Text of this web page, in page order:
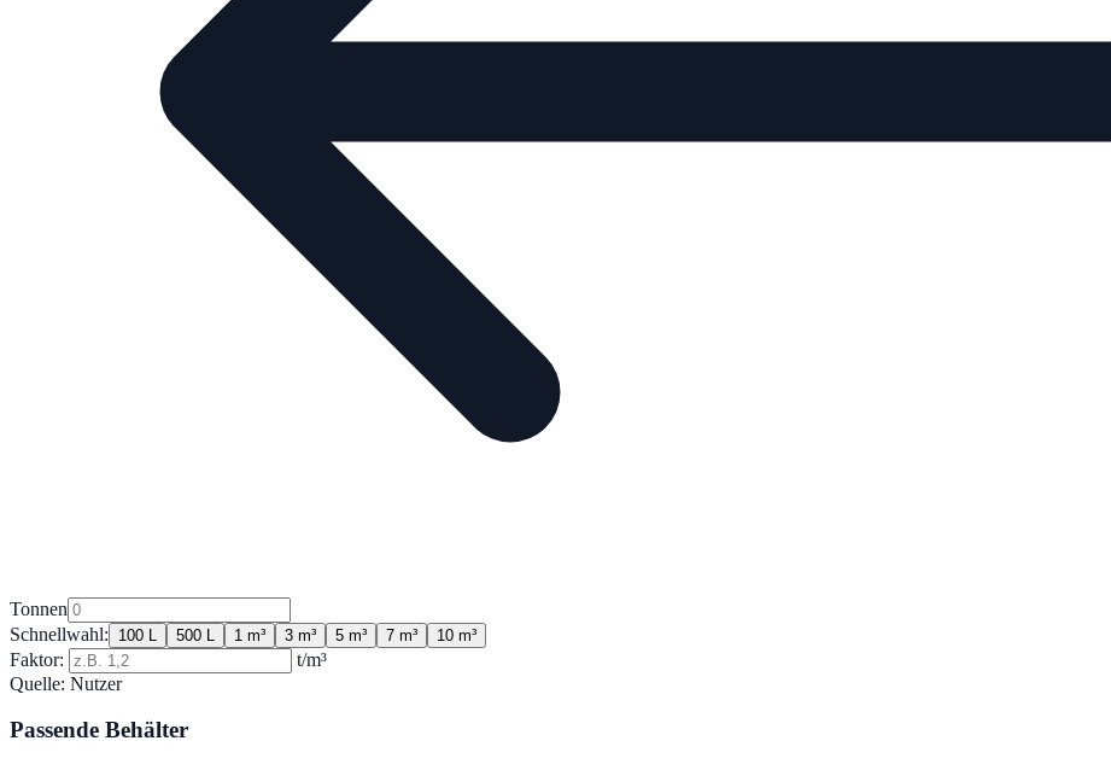
Tonnen
Schnellwahl:
100 L 500 L 1 m³ 3 m³ 5 m³ 7 m³ 10 m³
Faktor:
t/m³
Quelle: Nutzer
Passende Behälter